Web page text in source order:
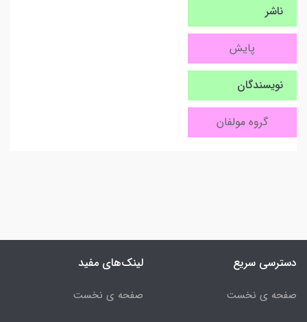
ناشر
پایش
نویسندگان
گروه مولفان
دسترسی سریع
صفحه ی نخست
لینک‌های مفید
صفحه ی نخست